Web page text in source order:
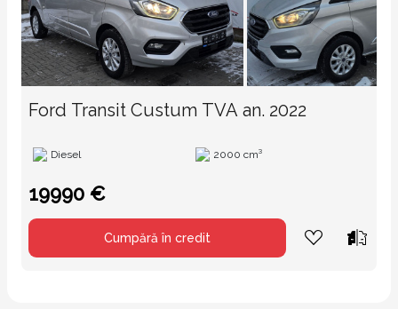
Ford Transit Custum TVA an. 2022
Diesel 2000 cm³
19990 €
Cumpără în credit